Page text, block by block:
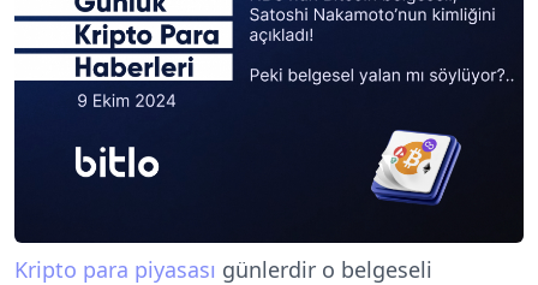
Kripto para piyasası günlerdir o belgeseli